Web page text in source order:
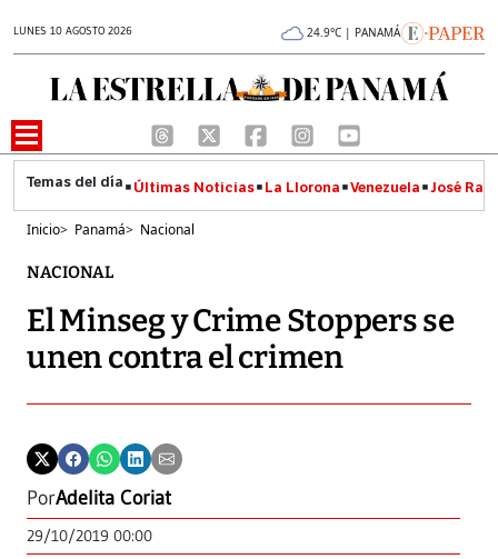
LUNES 10 AGOSTO 2026 24.9°C | PANAMÁ
Últimas Noticias La Llorona Venezuela José
Inicio> Panamá> Nacional
NACIONAL
El Minseg y Crime Stoppers se
unen contra el crimen
PorAdelita Coriat
29/10/2019 00:00